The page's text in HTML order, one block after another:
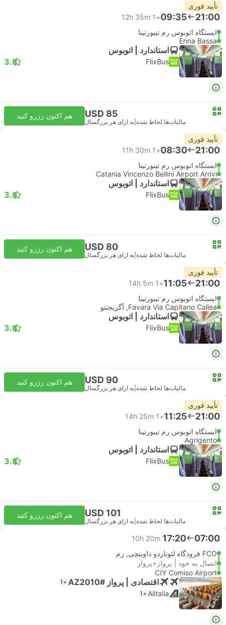
تأیید فوری
21:00
09:35
+1
12h 35m
ایستگاه اتوبوس رم تیبورتینا
Enna Bassa
استاندارد | اتوبوس
FlixBus
3.8
USD 85
مالیات‌ها لحاظ شده به ازای هر بزرگسال
هم اکنون رزرو کنید
تأیید فوری
21:00
08:30
+1
11h 30m
ایستگاه اتوبوس رم تیبورتینا
Catania Vincenzo Bellini Airport Arrivi
استاندارد | اتوبوس
FlixBus
3.8
USD 80
مالیات‌ها لحاظ شده به ازای هر بزرگسال
هم اکنون رزرو کنید
تأیید فوری
21:00
11:05
+1
14h 5m
ایستگاه اتوبوس رم تیبورتینا
Favara Via Capitano Callea, آگریجنتو
استاندارد | اتوبوس
FlixBus
3.8
USD 90
مالیات‌ها لحاظ شده به ازای هر بزرگسال
هم اکنون رزرو کنید
تأیید فوری
21:00
11:25
+1
14h 25m
ایستگاه اتوبوس رم تیبورتینا
Agrigento
استاندارد | اتوبوس
FlixBus
3.8
USD 101
مالیات‌ها لحاظ شده به ازای هر بزرگسال
هم اکنون رزرو کنید
07:00
17:20
10h 20m
FCO فرودگاه لئوناردو داوینچی, رم
اتصال به خود | پرواز+پرواز
CIY Comiso Airport
اقتصادی | پرواز #AZ2010 +1
Alitalia
+1